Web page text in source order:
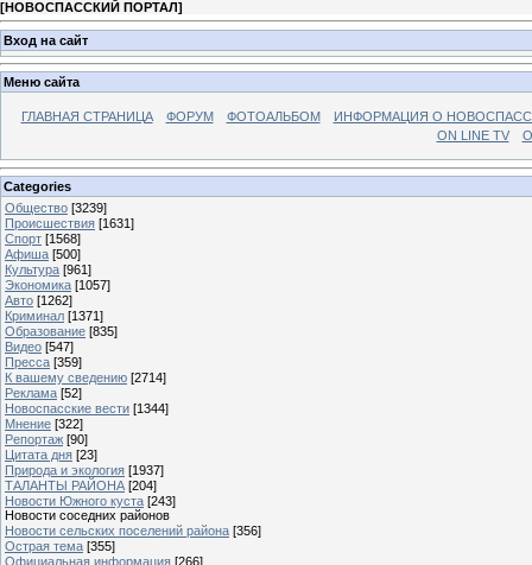
[НОВОСПАССКИЙ ПОРТАЛ]
Вход на сайт
Меню сайта
ГЛАВНАЯ СТРАНИЦА ФОРУМ ФОТОАЛЬБОМ
ИНФОРМАЦИЯ О
ON LINE TV
Categories
Общество [3239]
Происшествия [1631]
Спорт [1568]
Афиша [500]
Культура [961]
Экономика [1057]
Авто [1262]
Криминал [1371]
Образование [835]
Видео [547]
Пресса [359]
К вашему сведению [2714]
Реклама [52]
Новоспасские вести [1344]
Мнение [322]
Репортаж [90]
Цитата дня [23]
Природа и экология [1937]
ТАЛАНТЫ РАЙОНА [204]
Новости Южного куста [243]
Новости соседних районов
Новости сельских поселений района [356]
Острая тема [355]
Официальная информация [266]